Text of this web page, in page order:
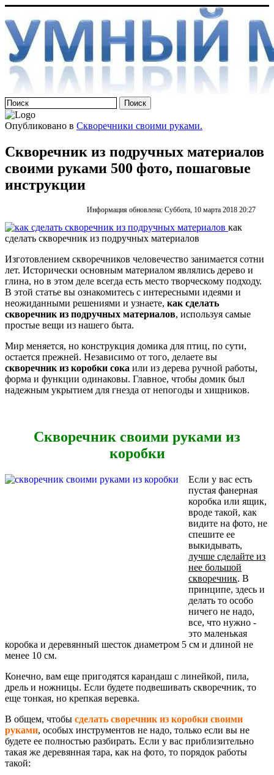
Опубликовано в Скворечники своими руками.
Скворечник из подручных материалов
своими руками 500 фото, пошаговые
инструкции
Информация обновлена: Суббота, 10 марта 2018 20:27
как
сделать скворечник из подручных материалов
Изготовлением скворечников человечество занимается сотни
лет. Исторически основным материалом являлись дерево и
глина, но в этом деле всегда есть место творческому подходу.
В этой статье вы ознакомитесь с интересными идеями и
неожиданными решениями и узнаете, как сделать
скворечник из подручных материалов, используя самые
простые вещи из нашего быта.
Мир меняется, но конструкция домика для птиц, по сути,
остается прежней. Независимо от того, делаете вы
скворечник из коробки сока или из дерева ручной работы,
форма и функции одинаковы. Главное, чтобы домик был
надежным укрытием для гнезда от непогоды и хищников.
Скворечник своими руками из
коробки
Если у вас есть
пустая фанерная
коробка или ящик,
вроде такой, как
видите на фото, не
спешите ее
выкидывать,
лучше сделайте из
нее большой
скворечник. В
принципе, здесь и
делать то особо
ничего не надо,
все, что нужно -
это маленькая
коробка и деревянный шесток диаметром 5 см и длиной не
менее 10 см.
Конечно, вам еще пригодятся карандаш с линейкой, пила,
дрель и ножницы. Если будете подвешивать скворечник, то
еще тонкая, но крепкая веревка.
В общем, чтобы сделать своречник из коробки своими
руками, особых инструментов не надо, только если вы не
будете ее полностью разбирать. Если у вас приблизительно
такая же деревянная тара, как на фото, то порядок работы
такой: